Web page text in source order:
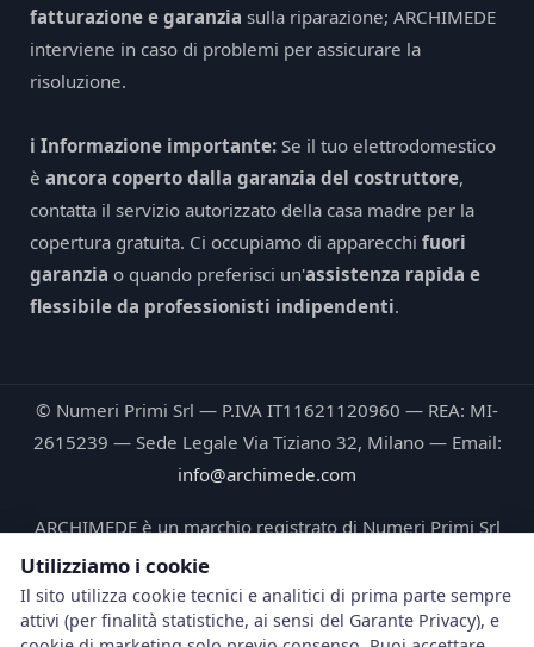
fatturazione e garanzia sulla riparazione; ARCHIMEDE
interviene in caso di problemi per assicurare la
risoluzione.
ℹ️ Informazione importante: Se il tuo elettrodomestico
èancora coperto dalla garanzia del costruttore,
contatta il servizio autorizzato della casa madre per la
copertura gratuita. Ci occupiamo di apparecchifuori
garanzia o quando preferisci un'assistenza rapida e
flessibile da professionisti indipendenti.
© Numeri Primi Srl — P.IVA IT11621120960 — REA: MI-
2615239 — Sede Legale Via Tiziano 32, Milano — Email:
info@archimede.com
ARCHIMEDE è un marchio registrato di Numeri Primi Srl
Le fotografie pubblicate su questo sito ritraggono tecnici
Archimede® durante interventi reali e sono di proprietà
Utilizziamo i cookie
Il sito utilizza cookie tecnici e analitici di prima parte sempre
attivi (per finalità statistiche, ai sensi del Garante Privacy), e